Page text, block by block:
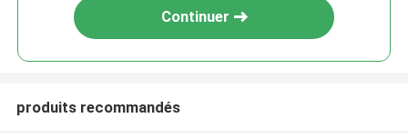
Continuer
produits recommandés